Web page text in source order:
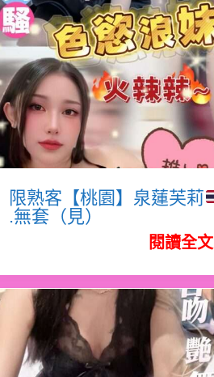
限熟客【桃園】泉蓮芙莉
.無套（見）
閱讀全文